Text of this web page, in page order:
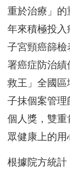
重於治療」的
年來積極投入
子宮頸癌篩檢
署癌症防治
救王」全國區
子抹個案管理
個人獎，雙重
眾健康上的用
根據院方統計